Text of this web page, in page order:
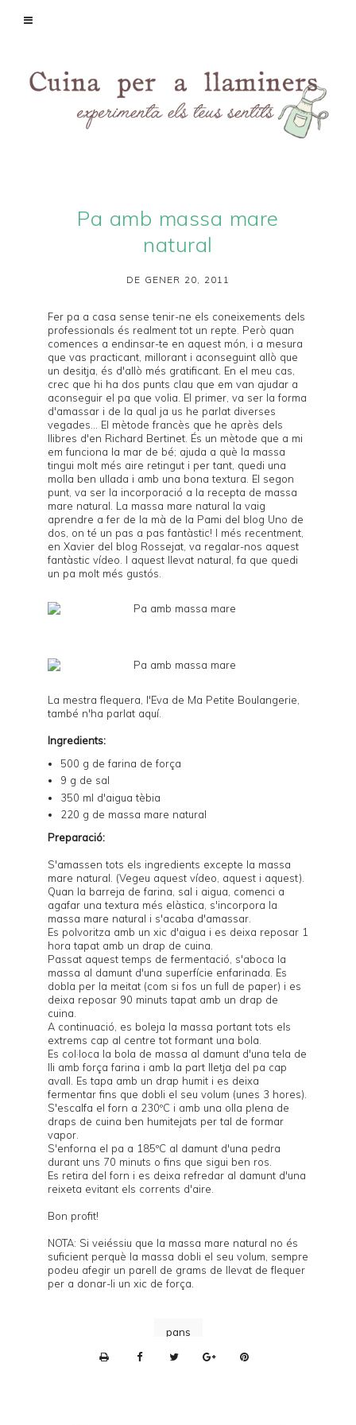
Pa amb massa mare
natural
DE GENER 20, 2011
Fer pa a casa sense tenir-ne els coneixements dels
professionals és realment tot un repte. Però quan
comences a endinsar-te en aquest món, i a mesura
que vas practicant, millorant i aconseguint allò que
un desitja, és d'allò més gratificant. En el meu cas,
crec que hi ha dos punts clau que em van ajudar a
aconseguir el pa que volia. El primer, va ser la forma
d'amassar i de la qual ja us he parlat diverses
vegades... El mètode francès que he après dels
llibres d'en Richard Bertinet . És un mètode que a mi
em funciona la mar de bé; ajuda a què la massa
tingui molt més aire retingut i per tant, quedi una
molla ben ullada i amb una bona textura. El segon
punt, va ser la incorporació a la recepta de massa
mare natural. La massa mare natural la vaig
aprendre a fer de la mà de la Pami del blog Uno de
dos , on té un pas a pas fantàstic! I més recentment,
en Xavier del blog Rossejat , va regalar-nos aquest
fantàstic vídeo . I aquest llevat natural, fa que quedi
un pa molt més gustós.
La mestra flequera, l'Eva de Ma Petite Boulangerie
també n'ha parlat aquí.
Ingredients:
500 g de farina de força
9 g de sal
350 ml d'aigua tèbia
220 g de massa mare natural
Preparació:
S'amassen tots els ingredients excepte la massa
mare natural. (Vegeu aquest vídeo aquest i aquest).
Quan la barreja de farina, sal i aigua, comenci a
agafar una textura més elàstica, s'incorpora la
massa mare natural i s'acaba d'amassar.
Es polvoritza amb un xic d'aigua i es deixa reposar 1
hora tapat amb un drap de cuina.
Passat aquest temps de fermentació, s'aboca la
massa al damunt d'una superfície enfarinada. Es
dobla per la meitat (com si fos un full de paper) i es
deixa reposar 90 minuts tapat amb un drap de
cuina.
A continuació, es boleja la massa portant tots els
extrems cap al centre tot formant una bola.
Es col·loca la bola de massa al damunt d'una tela de
lli amb força farina i amb la part lletja del pa cap
avall. Es tapa amb un drap humit i es deixa
fermentar fins que dobli el seu volum (unes 3 hores).
S'escalfa el forn a 230ºC i amb una olla plena de
draps de cuina ben humitejats per tal de formar
vapor.
S'enforna el pa a 185ºC al damunt d'una pedra
durant uns 70 minuts o fins que sigui ben ros.
Es retira del forn i es deixa refredar al damunt d'una
reixeta evitant els corrents d'aire.
Bon profit!
NOTA: Si veiéssiu que la massa mare natural no és
suficient perquè la massa dobli el seu volum, sempre
podeu afegir un parell de grams de llevat de flequer
per a donar-li un xic de força.
pans